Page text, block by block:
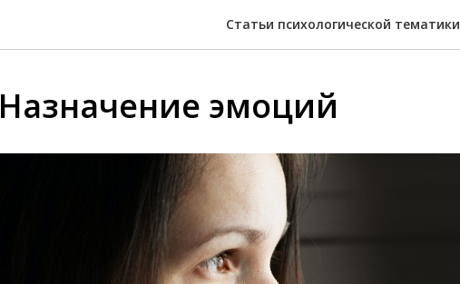
Статьи психологической тематики
Назначение эмоций